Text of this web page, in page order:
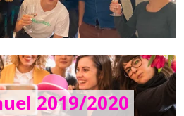
2019/2020